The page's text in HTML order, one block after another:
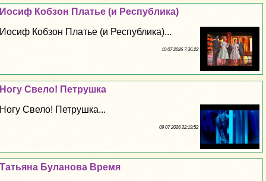
Иосиф Кобзон Платье (и Республика)
Иосиф Кобзон Платье (и Республика)...
10 07 2026 7:36:22
Ногу Свело! Петрушка
Ногу Свело! Петрушка...
09 07 2026 22:19:52
Татьяна Буланова Время